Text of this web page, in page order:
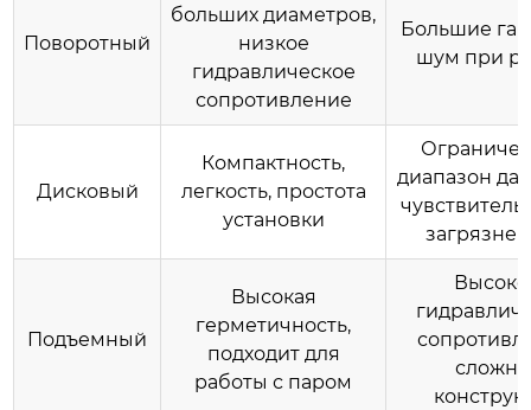
Поворотный
больших диаметров,
низкое
гидравлическое
сопротивление
Большие
шум при
Дисковый
Компактность,
легкость, простота
установки
диапазон
Подъемный
Высокая
герметичность,
подходит для
работы с паром